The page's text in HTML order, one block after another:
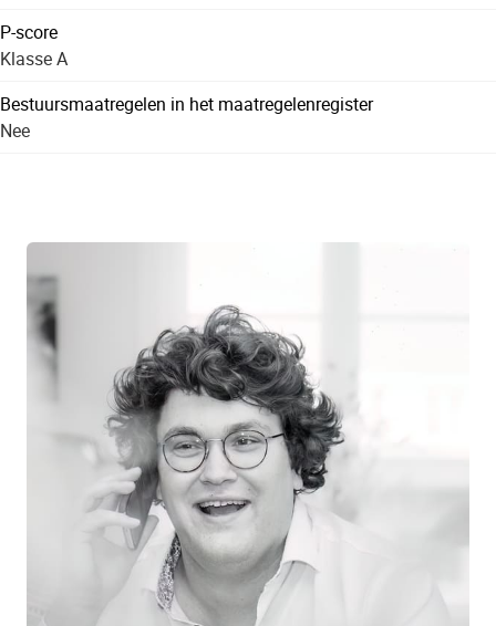
P-score
Klasse A
Bestuursmaatregelen in het maatregelenregister
Nee